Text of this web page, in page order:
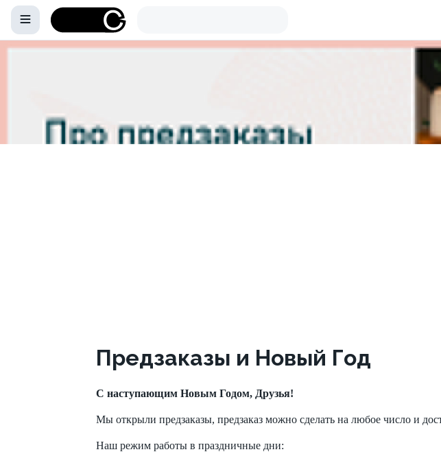
Предзаказы и Новый Год
С наступающим Новым Годом, Друзья!
Мы открыли предзаказы, предзаказ можно сделать на любое число и
Наш режим работы в праздничные дни: